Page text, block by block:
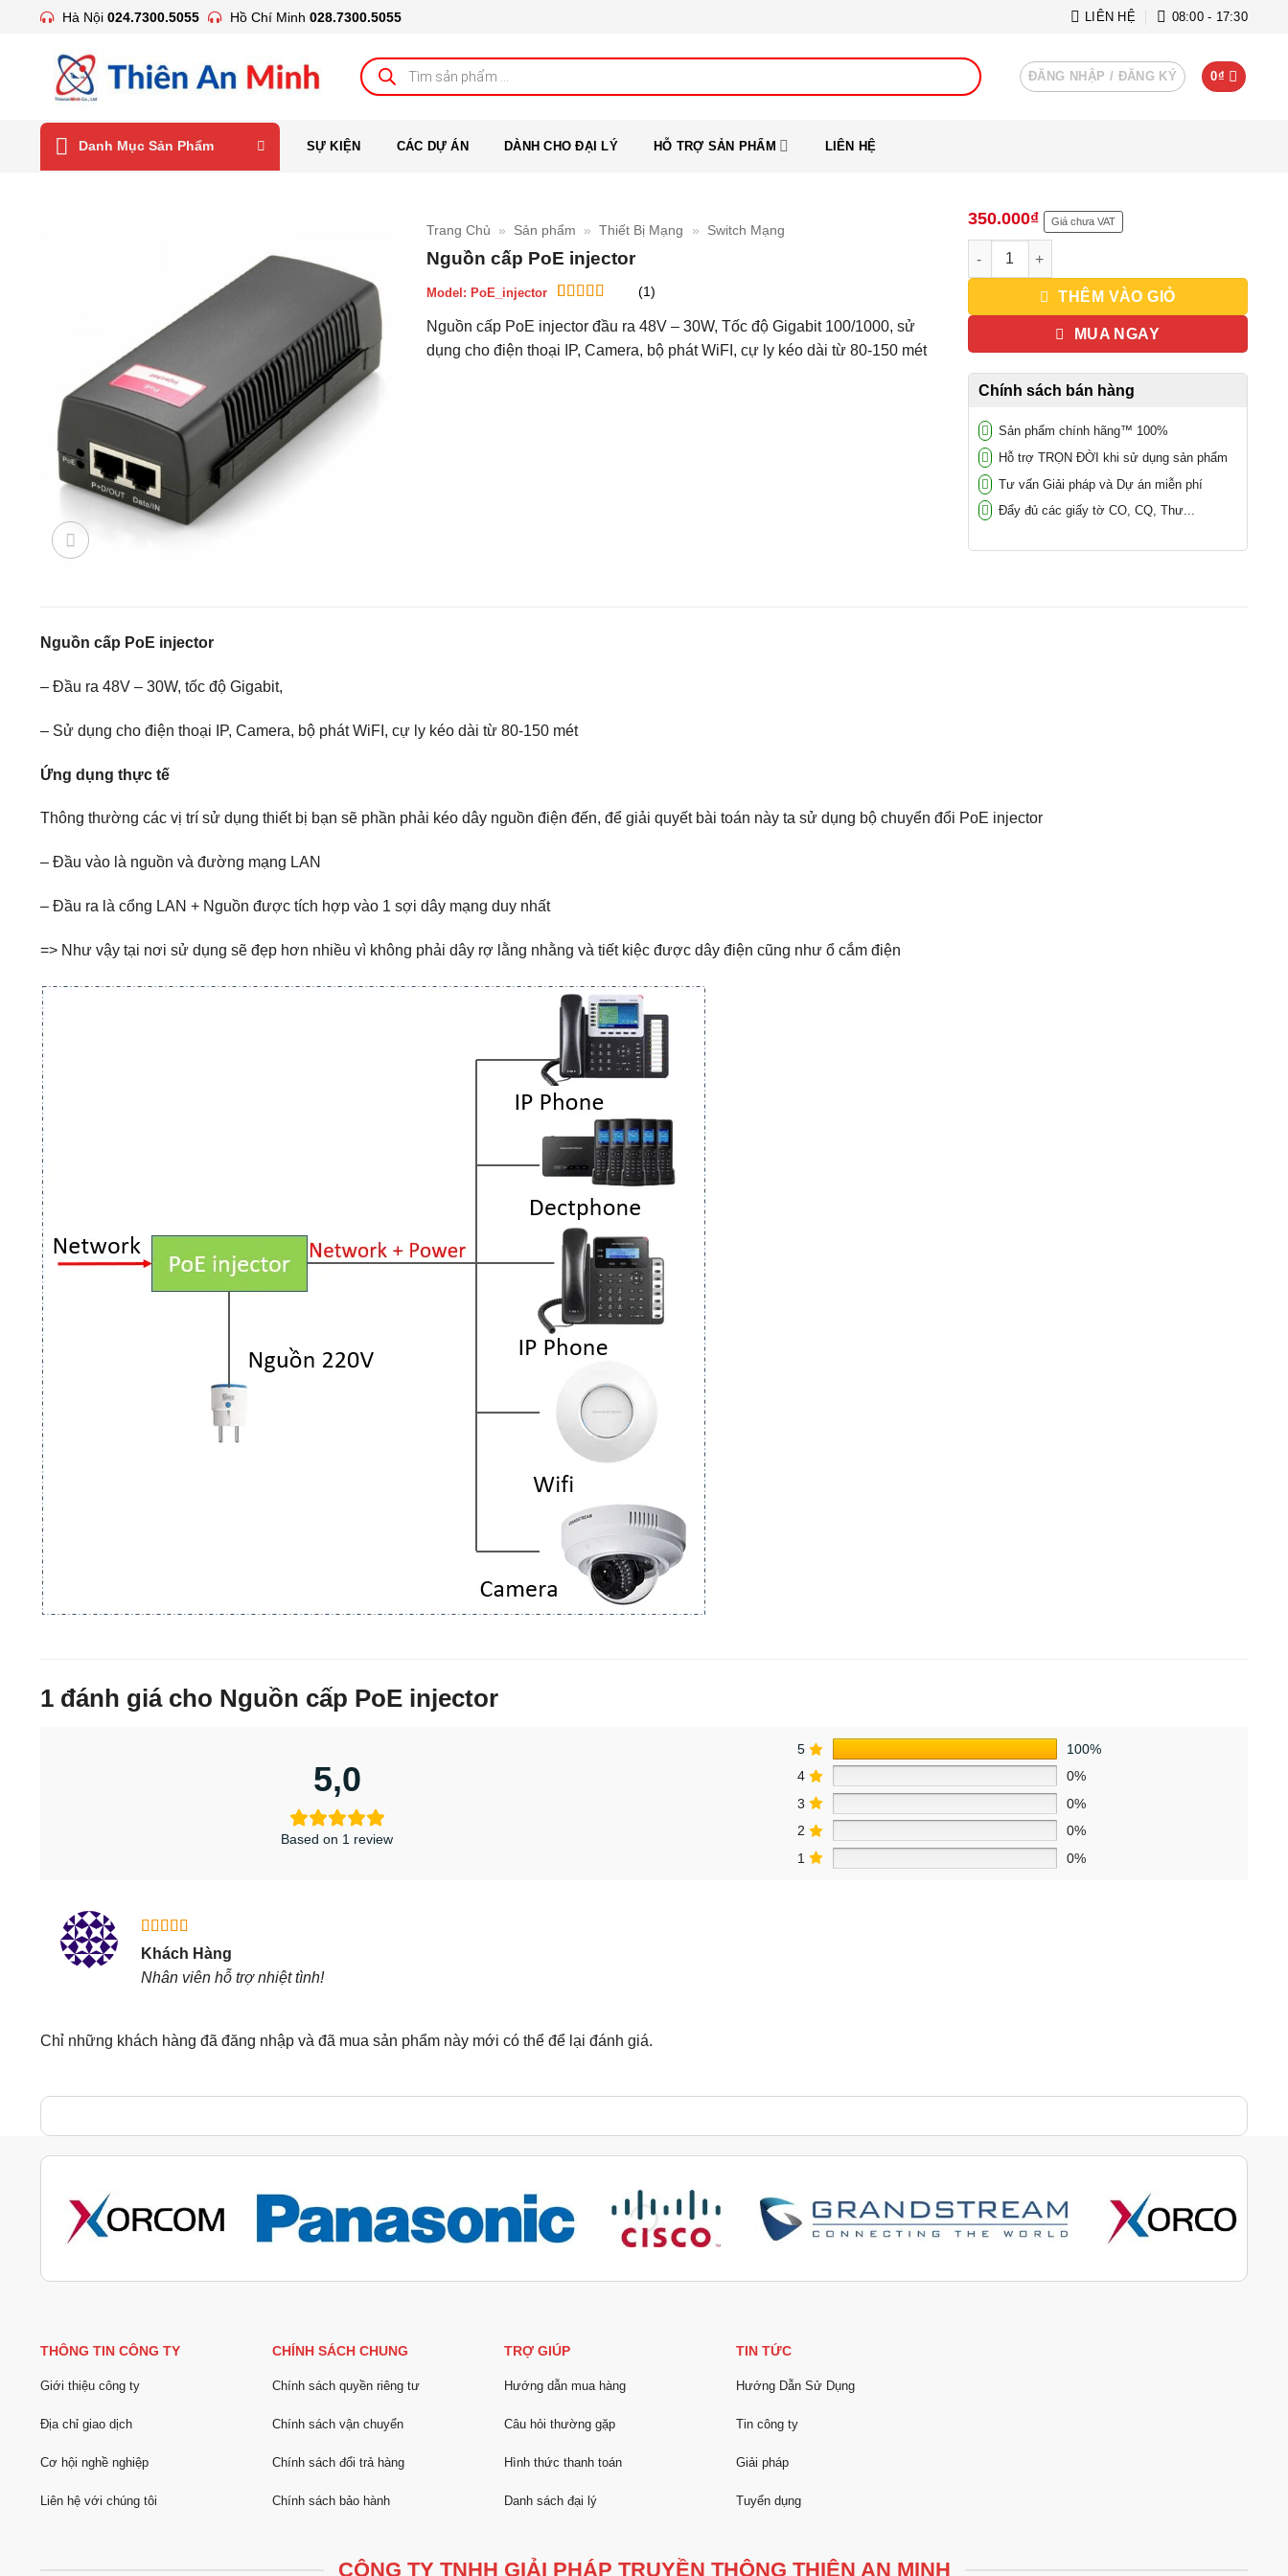
Hà Nội 024.7300.5055 Hồ Chí Minh 028.7300.5055 LIÊN HỆ 08:00 - 17:30
Tìm
kiếm
sản
phẩm
ĐĂNG NHẬP / ĐĂNG KÝ 0₫
Danh Mục Sản Phẩm SỰ KIỆN CÁC DỰ ÁN DÀNH CHO ĐẠI LÝ HỖ TRỢ SẢN PHẨM LIÊN HỆ
Trang Chủ » Sản phẩm » Thiết Bị Mạng » Switch Mạng
Nguồn cấp PoE injector
Model: PoE_injector
trênđánh
giá
(1)
Nguồn cấp PoE injector đầu ra 48V – 30W, Tốc độ Gigabit 100/1000, sử
dụng cho điện thoại IP, Camera, bộ phát WiFI, cự ly kéo dài từ 80-150 mét
350.000₫ Giá chưa VAT
Nguồn cấp PoE injector số lượng
THÊM VÀO GIỎ
MUA NGAY
Chính sách bán hàng
Sản phẩm chính hãng™ 100%
Hỗ trợ TRỌN ĐỜI khi sử dụng sản phẩm
Tư vấn Giải pháp và Dự án miễn phí
Đẩy đủ các giấy tờ CO, CQ, Thư...
Nguồn cấp PoE injector
– Đầu ra 48V – 30W, tốc độ Gigabit,
– Sử dụng cho điện thoại IP, Camera, bộ phát WiFI, cự ly kéo dài từ 80-150 mét
Ứng dụng thực tế
Thông thường các vị trí sử dụng thiết bị bạn sẽ phần phải kéo dây nguồn điện đến, để giải quyết bài toán này ta sử dụng bộ chuyển đổi PoE injector
– Đầu vào là nguồn và đường mạng LAN
– Đầu ra là cổng LAN + Nguồn được tích hợp vào 1 sợi dây mạng duy nhất
=> Như vậy tại nơi sử dụng sẽ đẹp hơn nhiều vì không phải dây rợ lằng nhằng và tiết kiệc được dây điện cũng như ổ cắm điện
1 đánh giá cho Nguồn cấp PoE injector
5,0
Based on 1 review
5
100%
4
0%
3
0%
2
0%
1
0%
Được xếp
hạng55
sao
Khách Hàng
Nhân viên hỗ trợ nhiệt tình!
Chỉ những khách hàng đã đăng nhập và đã mua sản phẩm này mới có thể để lại đánh giá.
THÔNG TIN CÔNG TY
Giới thiệu công ty
Địa chỉ giao dịch
Cơ hội nghề nghiệp
Liên hệ với chúng tôi
CHÍNH SÁCH CHUNG
Chính sách quyền riêng tư
Chính sách vận chuyển
Chính sách đổi trả hàng
Chính sách bảo hành
TRỢ GIÚP
Hướng dẫn mua hàng
Câu hỏi thường gặp
Hình thức thanh toán
Danh sách đại lý
TIN TỨC
Hướng Dẫn Sử Dụng
Tin công ty
Giải pháp
Tuyển dụng
CÔNG TY TNHH GIẢI PHÁP TRUYỀN THÔNG THIÊN AN MINH